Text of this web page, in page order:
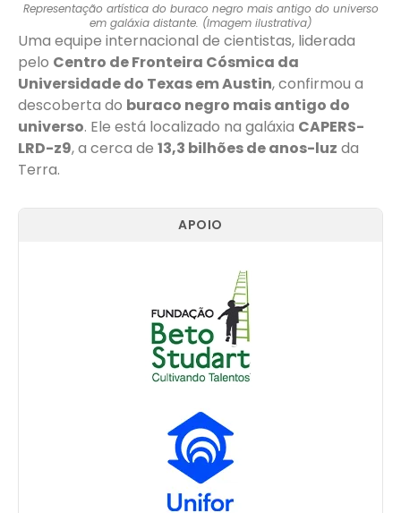
Representação artística do buraco negro mais antigo do universo
em galáxia distante. (Imagem ilustrativa)
Uma equipe internacional de cientistas, liderada
pelo Centro de Fronteira Cósmica da
Universidade do Texas em Austin, confirmou a
descoberta do buraco negro mais antigo do
universo. Ele está localizado na galáxia CAPERS-
LRD-z9, a cerca de 13,3 bilhões de anos-luz da
Terra.
APOIO